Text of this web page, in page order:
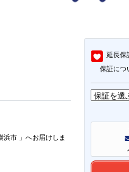
延長保
保証につ
浜市 」 へお届けしま